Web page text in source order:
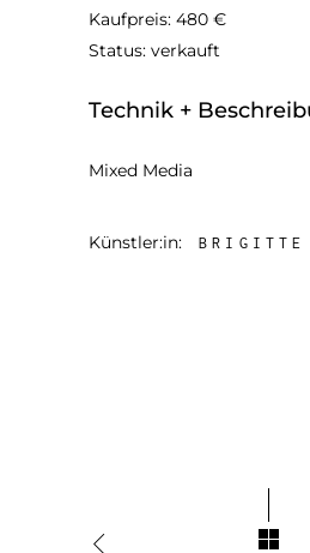
Kaufpreis: 480 €
Status: verkauft
Technik +
Mixed Media
Künstler:in: BRIGITTE